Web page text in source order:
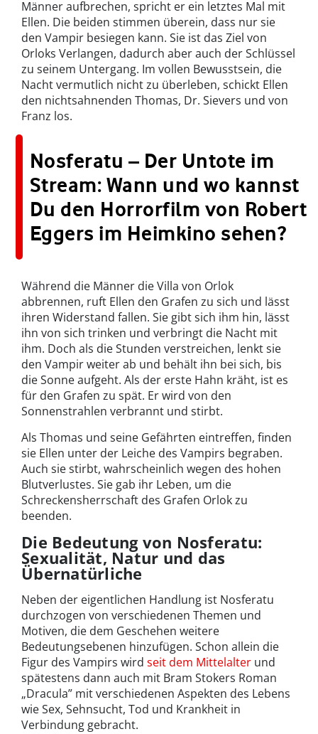
Männer aufbrechen, spricht er ein letztes Mal mit
Ellen. Die beiden stimmen überein, dass nur sie
den Vampir besiegen kann. Sie ist das Ziel von
Orloks Verlangen, dadurch aber auch der Schlüssel
zu seinem Untergang. Im vollen Bewusstsein, die
Nacht vermutlich nicht zu überleben, schickt Ellen
den nichtsahnenden Thomas, Dr. Sievers und von
Franz los.
Nosferatu – Der Untote im
Stream: Wann und wo kannst
Du den Horrorfilm von Robert
Eggers im Heimkino sehen?
Während die Männer die Villa von Orlok
abbrennen, ruft Ellen den Grafen zu sich und lässt
ihren Widerstand fallen. Sie gibt sich ihm hin, lässt
ihn von sich trinken und verbringt die Nacht mit
ihm. Doch als die Stunden verstreichen, lenkt sie
den Vampir weiter ab und behält ihn bei sich, bis
die Sonne aufgeht. Als der erste Hahn kräht, ist es
für den Grafen zu spät. Er wird von den
Sonnenstrahlen verbrannt und stirbt.
Als Thomas und seine Gefährten eintreffen, finden
sie Ellen unter der Leiche des Vampirs begraben.
Auch sie stirbt, wahrscheinlich wegen des hohen
Blutverlustes. Sie gab ihr Leben, um die
Schreckensherrschaft des Grafen Orlok zu
beenden.
Die Bedeutung von Nosferatu:
Sexualität, Natur und das
Übernatürliche
Neben der eigentlichen Handlung ist Nosferatu
durchzogen von verschiedenen Themen und
Motiven, die dem Geschehen weitere
Bedeutungsebenen hinzufügen. Schon allein die
Figur des Vampirs wird seit dem Mittelalter und
spätestens dann auch mit Bram Stokers Roman
„Dracula” mit verschiedenen Aspekten des Lebens
wie Sex, Sehnsucht, Tod und Krankheit in
Verbindung gebracht.